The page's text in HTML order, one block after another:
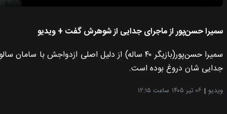
سمیرا حسن‌پور از ماجرای جدایی از شوهرش گفت + ویدیو
سمیرا حسن‌پور(بازیگر ۴۰ ساله) از دلیل اصلی
جدایی شان دروغ بوده است.
ویدیو ۰۶ تیر ۱۴۰۵ ساعت ۱۲:۱۵